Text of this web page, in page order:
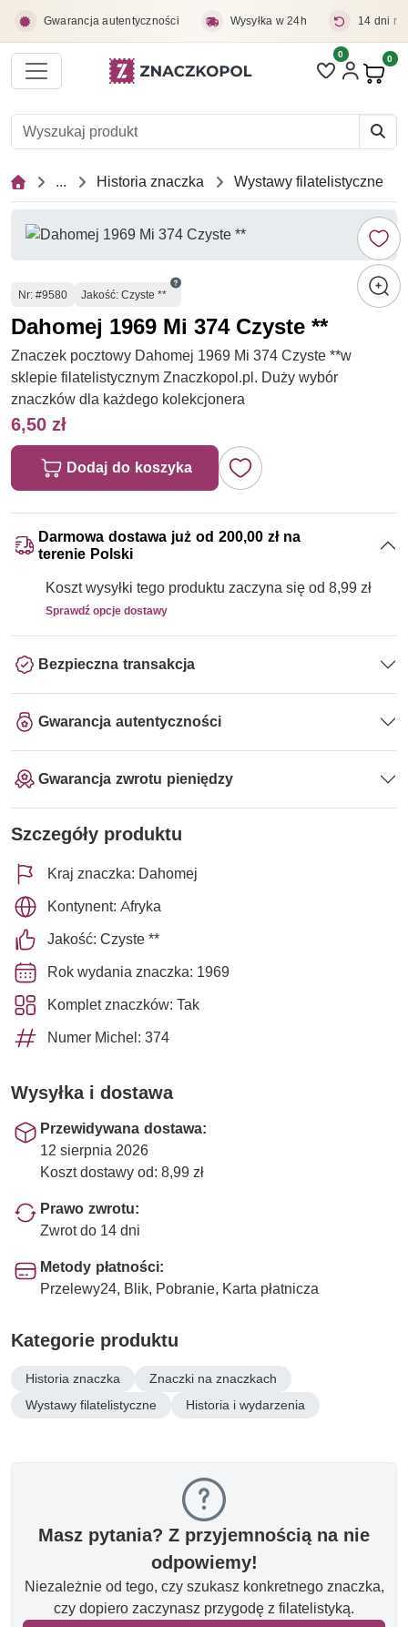
Gwarancja autentyczności Wysyłka w 24h 14 dni
Liczba pozycji
0 0
... Historia znaczka Wystawy filatelistyczne
Numer
Nr: #9580 Jakość: Czyste **
Dahomej 1969 Mi 374 Czyste **
Znaczek pocztowy Dahomej 1969 Mi 374 Czyste **w
sklepie filatelistycznym Znaczkopol.pl. Duży wybór
znaczków dla każdego kolekcjonera
6,50 zł
Dodaj do koszyka
Darmowa dostawa już od 200,00 zł na
terenie Polski
Koszt wysyłki tego produktu zaczyna się od 8,99 zł
Sprawdź opcje dostawy
Bezpieczna transakcja
Gwarancja autentyczności
Gwarancja zwrotu pieniędzy
Szczegóły produktu
Kraj znaczka: Dahomej
Kontynent: Afryka
Jakość: Czyste **
Rok wydania znaczka: 1969
Komplet znaczków: Tak
Numer Michel: 374
Wysyłka i dostawa
Przewidywana dostawa:
12 sierpnia 2026
Koszt dostawy od: 8,99 zł
Prawo zwrotu:
Zwrot do 14 dni
Metody płatności:
Przelewy24, Blik, Pobranie, Karta płatnicza
Kategorie produktu
Historia znaczka
Znaczki na znaczkach
Wystawy filatelistyczne
Historia i wydarzenia
Masz pytania? Z przyjemnością na nie
odpowiemy!
Niezależnie od tego, czy szukasz konkretnego znaczka,
czy dopiero zaczynasz przygodę z filatelistyką.